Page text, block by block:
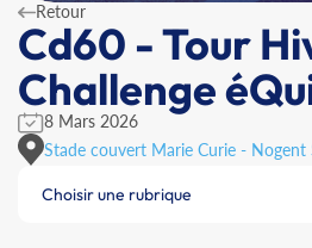
Retour
Cd60 - Tour
Challenge
8 Mars 2026
Stade couvert Marie Curie - Nogent
Choisir une rubrique